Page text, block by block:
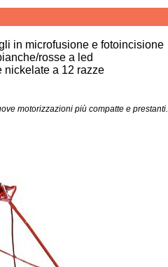
in microfusione e fotoincisione
rosse a led
nickelate a 12 razze
motorizzazioni più compatte e prestanti.